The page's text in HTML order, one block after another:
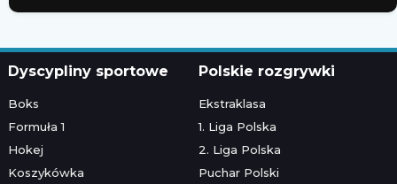
Dyscypliny sportowe
Boks
Formuła 1
Hokej
Koszykówka
Polskie rozgrywki
Ekstraklasa
1. Liga Polska
2. Liga Polska
Puchar Polski